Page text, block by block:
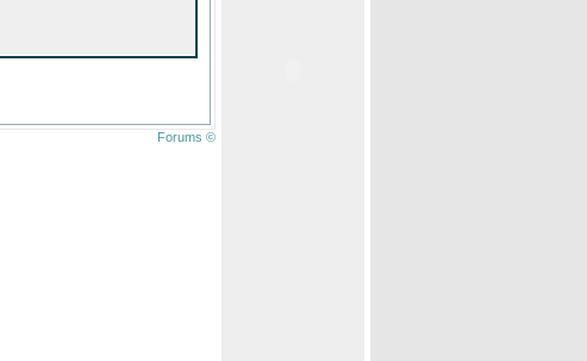
Forums ©